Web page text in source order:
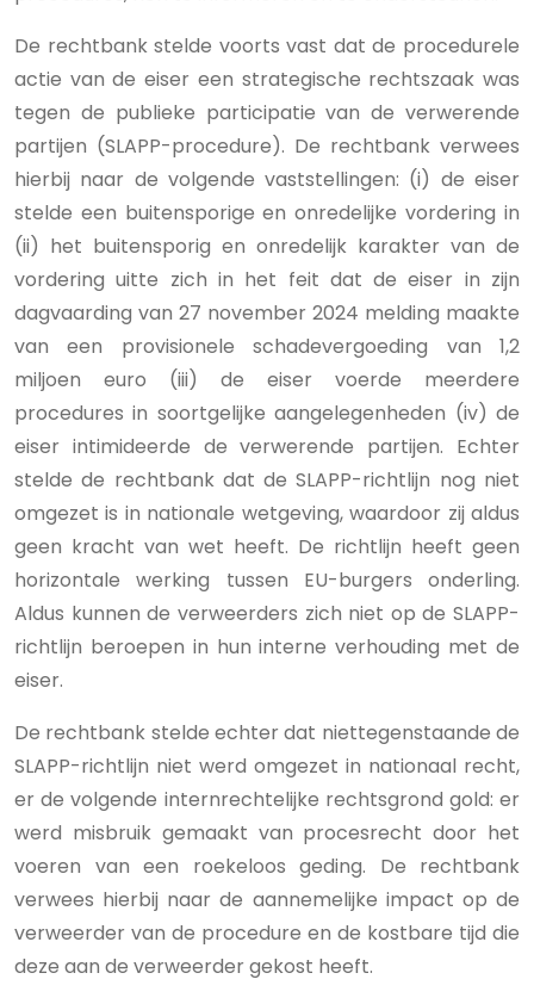
De rechtbank stelde voorts vast dat de procedurele
actie van de eiser een strategische rechtszaak was
tegen de publieke participatie van de verwerende
partijen (SLAPP-procedure). De rechtbank verwees
hierbij naar de volgende vaststellingen: (i) de eiser
stelde een buitensporige en onredelijke vordering in
(ii) het buitensporig en onredelijk karakter van de
vordering uitte zich in het feit dat de eiser in zijn
dagvaarding van 27 november 2024 melding maakte
van een provisionele schadevergoeding van 1,2
miljoen euro (iii) de eiser voerde meerdere
procedures in soortgelijke aangelegenheden (iv) de
eiser intimideerde de verwerende partijen. Echter
stelde de rechtbank dat de SLAPP-richtlijn nog niet
omgezet is in nationale wetgeving, waardoor zij aldus
geen kracht van wet heeft. De richtlijn heeft geen
horizontale werking tussen EU-burgers onderling.
Aldus kunnen de verweerders zich niet op de SLAPP-
richtlijn beroepen in hun interne verhouding met de
eiser.
De rechtbank stelde echter dat niettegenstaande de
SLAPP-richtlijn niet werd omgezet in nationaal recht,
er de volgende internrechtelijke rechtsgrond gold: er
werd misbruik gemaakt van procesrecht door het
voeren van een roekeloos geding. De rechtbank
verwees hierbij naar de aannemelijke impact op de
verweerder van de procedure en de kostbare tijd die
deze aan de verweerder gekost heeft.